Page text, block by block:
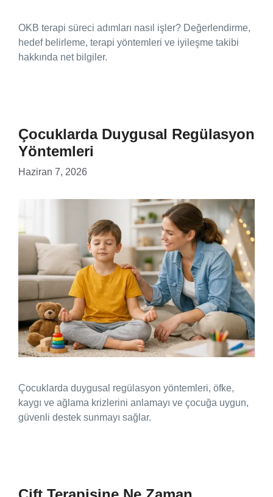
OKB terapi süreci adımları nasıl işler? Değerlendirme,
hedef belirleme, terapi yöntemleri ve iyileşme takibi
hakkında net bilgiler.
Çocuklarda Duygusal Regülasyon
Yöntemleri
Haziran 7, 2026
Çocuklarda duygusal regülasyon yöntemleri, öfke,
kaygı ve ağlama krizlerini anlamayı ve çocuğa uygun,
güvenli destek sunmayı sağlar.